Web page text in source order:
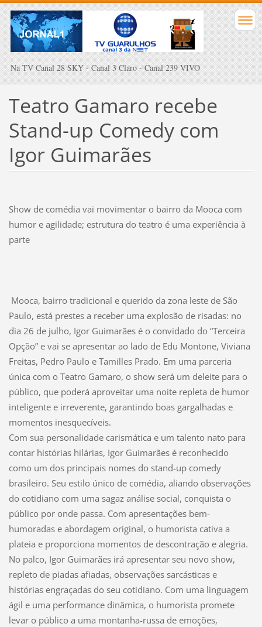
Na TV Canal 28 SKY - Canal 3 Claro - Canal 239 VIVO
Teatro Gamaro recebe
Stand-up Comedy com
Igor Guimarães
Show de comédia vai movimentar o bairro da Mooca com
humor e agilidade; estrutura do teatro é uma experiência à
parte
Mooca, bairro tradicional e querido da zona leste de São
Paulo, está prestes a receber uma explosão de risadas: no
dia 26 de julho, Igor Guimarães é o convidado do “Terceira
Opção” e vai se apresentar ao lado de Edu Montone, Viviana
Freitas, Pedro Paulo e Tamilles Prado. Em uma parceria
única com o Teatro Gamaro, o show será um deleite para o
público, que poderá aproveitar uma noite repleta de humor
inteligente e irreverente, garantindo boas gargalhadas e
momentos inesquecíveis.
Com sua personalidade carismática e um talento nato para
contar histórias hilárias, Igor Guimarães é reconhecido
como um dos principais nomes do stand-up comedy
brasileiro. Seu estilo único de comédia, aliando observações
do cotidiano com uma sagaz análise social, conquista o
público por onde passa. Com apresentações bem-
humoradas e abordagem original, o humorista cativa a
plateia e proporciona momentos de descontração e alegria.
No palco, Igor Guimarães irá apresentar seu novo show,
repleto de piadas afiadas, observações sarcásticas e
histórias engraçadas do seu cotidiano. Com uma linguagem
ágil e uma performance dinâmica, o humorista promete
levar o público a uma montanha-russa de emoções,